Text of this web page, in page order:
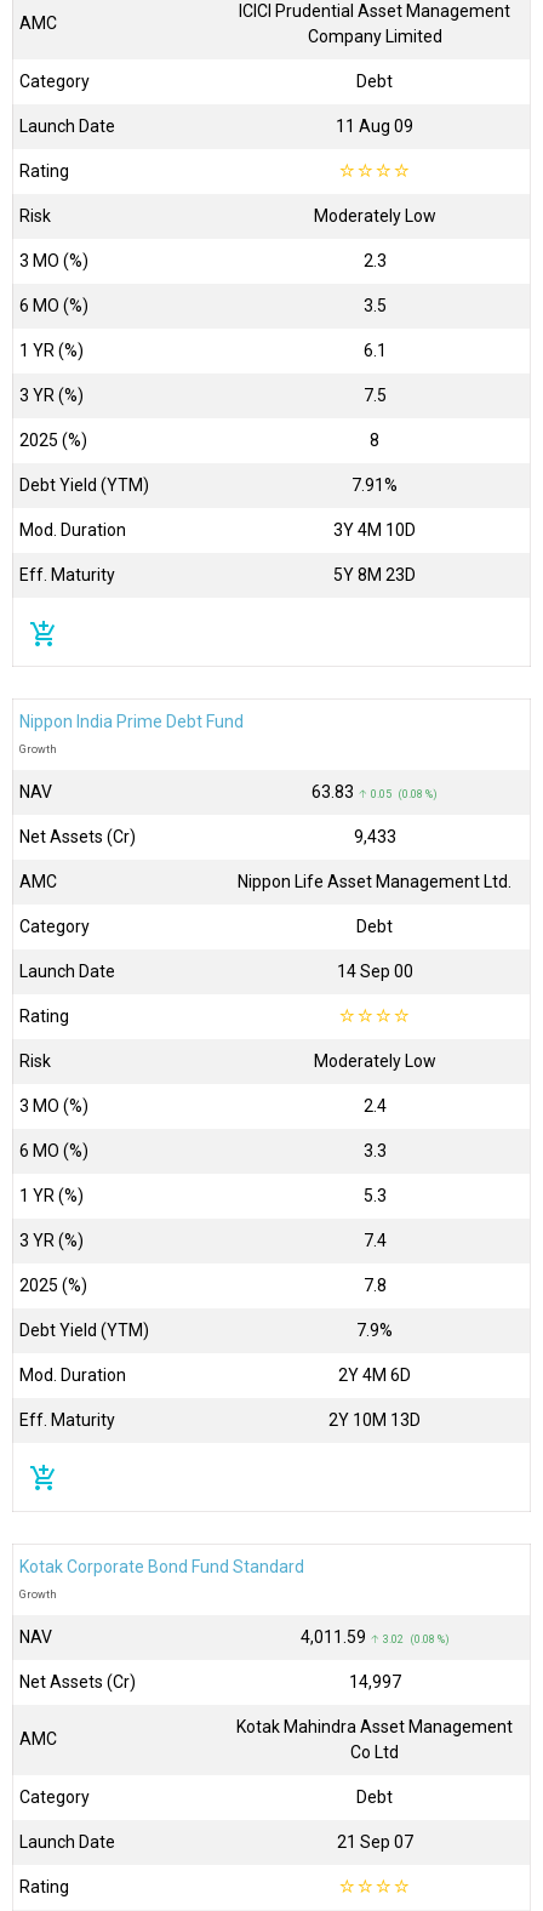
AMC
ICICI Prudential Asset Management
Company Limited
Category Debt
Launch Date 11 Aug 09
Rating ☆☆☆☆
Risk Moderately Low
3 MO (%) 2.3
6 MO (%) 3.5
1 YR (%) 6.1
3 YR (%) 7.5
2025 (%) 8
Debt Yield (YTM) 7.91%
Mod. Duration 3Y 4M 10D
Eff. Maturity 5Y 8M 23D
add_shopping_cart
Nippon India Prime Debt Fund
Growth
NAV ₹63.83 ↑ 0.05 (0.08 %)
Net Assets (Cr) ₹9,433
AMC Nippon Life Asset Management Ltd.
Category Debt
Launch Date 14 Sep 00
Rating ☆☆☆☆
Risk Moderately Low
3 MO (%) 2.4
6 MO (%) 3.3
1 YR (%) 5.3
3 YR (%) 7.4
2025 (%) 7.8
Debt Yield (YTM) 7.9%
Mod. Duration 2Y 4M 6D
Eff. Maturity 2Y 10M 13D
add_shopping_cart
Kotak Corporate Bond Fund Standard
Growth
NAV ₹4,011.59 ↑ 3.02 (0.08 %)
Net Assets (Cr) ₹14,997
AMC
Kotak Mahindra Asset Management
Co Ltd
Category Debt
Launch Date 21 Sep 07
Rating ☆☆☆☆